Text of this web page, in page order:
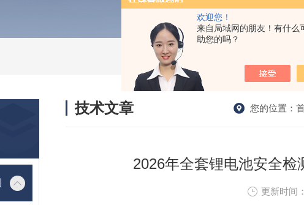
欢迎您！
来自局域网的朋友！有什么
助您的吗？
技术文章 您的位置：
2026年全套锂电池安全
更新时间